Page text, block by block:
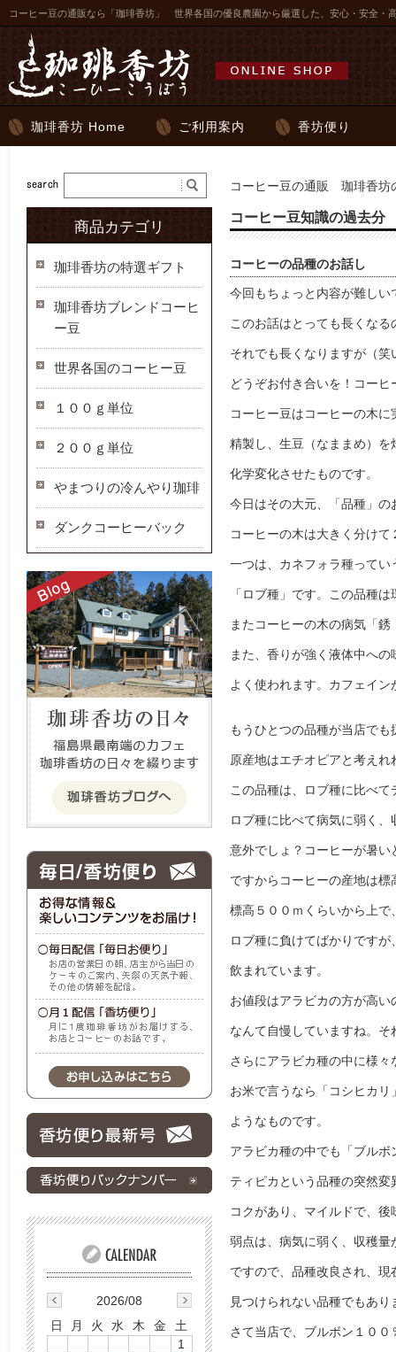
コーヒー豆の通販なら「珈琲香坊」 世界各国の優良農園から厳選した、安心・安全・
珈琲香坊 Home ご利用案内 香坊便り
コーヒー豆の通販 珈琲香坊
コーヒー豆知識の過去分
コーヒーの品種のお話し
今回もちょっと内容が難しい
このお話はとっても長くな
それでも長くなりますが（笑
どうぞお付き合いを！コー
コーヒー豆はコーヒーの木
精製し、生豆（なままめ）
化学変化させたものです。
今日はその大元、「品種」
コーヒーの木は大きく分けて
一つは、カネフォラ種って
「ロブ種」です。この品種
またコーヒーの木の病気「
また、香りが強く液体中へ
よく使われます。カフェイ
もうひとつの品種が当店で
原産地はエチオピアと考えれ
この品種は、ロブ種に比べて
ロブ種に比べて病気に弱く
意外でしょ？コーヒーが暑
ですからコーヒーの産地は
標高５００ｍくらいから上
ロブ種に負けてばかりです
飲まれています。
お値段はアラビカの方が高い
なんて自慢していますね。
さらにアラビカ種の中に様々
お米で言うなら「コシヒカ
ようなものです。
アラビカ種の中でも「ブル
ティピカという品種の突然
コクがあり、マイルドで、
弱点は、病気に弱く、収穫
ですので、品種改良され、
見つけられない品種でもあり
さて当店で、ブルボン１０
商品カテゴリ
珈琲香坊の特選ギフト
珈琲香坊ブレンドコーヒ
ー豆
世界各国のコーヒー豆
１００ｇ単位
２００ｇ単位
やまつりの冷んやり珈琲
ダンクコーヒーバック
2026/08
日
月 火 水 木 金
土
1